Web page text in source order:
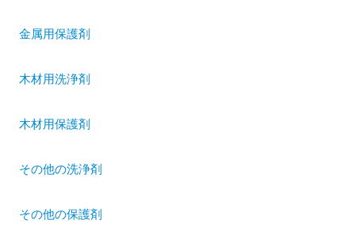
金属用保護剤
木材用洗浄剤
木材用保護剤
その他の洗浄剤
その他の保護剤